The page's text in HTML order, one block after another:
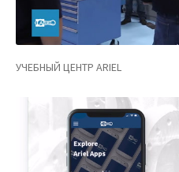
УЧЕБНЫЙ ЦЕНТР ARIEL